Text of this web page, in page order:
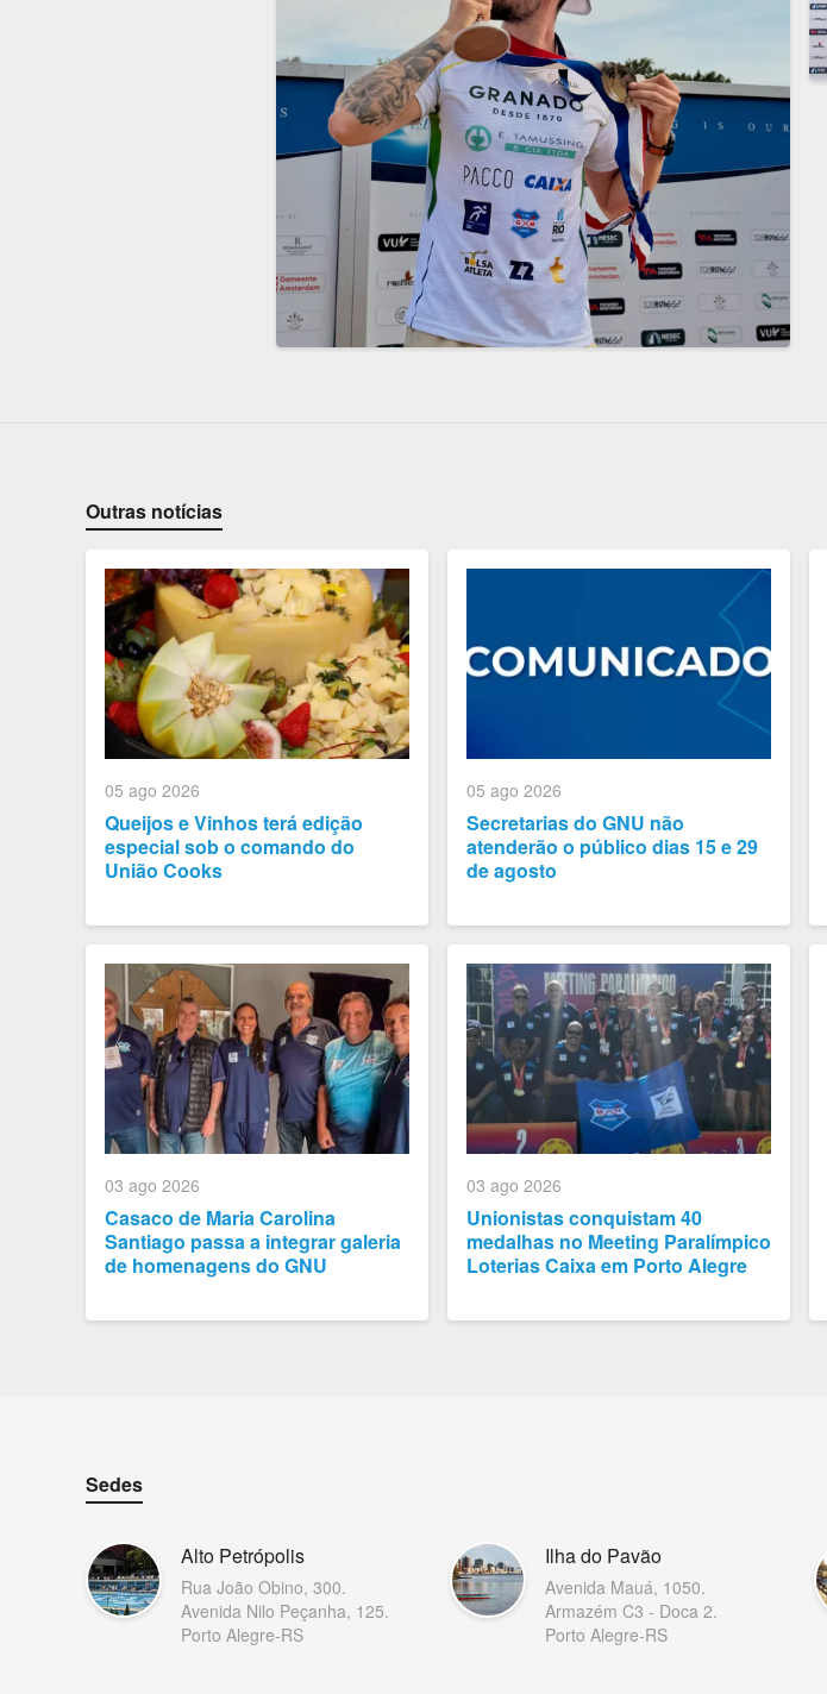
Outras notícias
05 ago 2026
Queijos e Vinhos terá edição
especial sob o comando do
União Cooks
05 ago 2026
Secretarias do GNU não
atenderão o público dias 15 e 29
de agosto
03 ago 2026
Casaco de Maria Carolina
Santiago passa a integrar galeria
de homenagens do GNU
03 ago 2026
Unionistas conquistam 40
medalhas no Meeting Paralímpico
Loterias Caixa em Porto Alegre
Sedes
Alto Petrópolis
Rua João Obino, 300.
Avenida Nilo Peçanha, 125.
Porto Alegre-RS
Ilha do Pavão
Avenida Mauá, 1050.
Armazém C3 - Doca 2.
Porto Alegre-RS